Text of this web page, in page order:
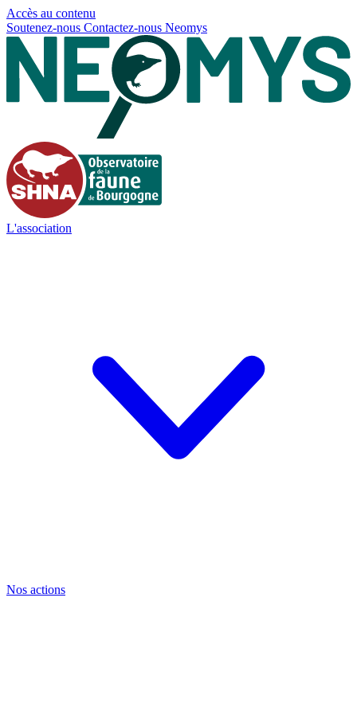
Accès au contenu
Soutenez-nous Contactez-nous Neomys
L'association
Nos actions
Panneau de gestion des cookies